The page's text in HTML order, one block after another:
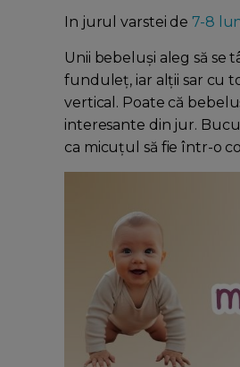
In jurul varstei de 7-8
Unii bebeluși aleg să se
funduleț, iar alții sar cu
vertical. Poate că
interesante din jur.
ca micuțul să fie într-o